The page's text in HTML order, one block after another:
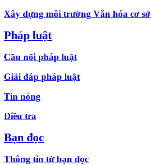
Xây dựng môi trường Văn hóa cơ sở
Pháp luật
Cầu nối pháp luật
Giải đáp pháp luật
Tin nóng
Điều tra
Bạn đọc
Thông tin từ bạn đọc